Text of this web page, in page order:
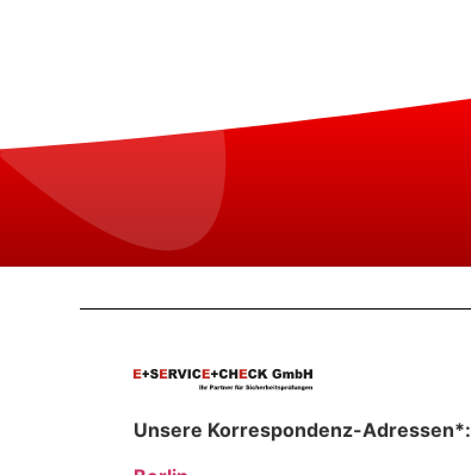
Unsere Korrespondenz-Adressen*: